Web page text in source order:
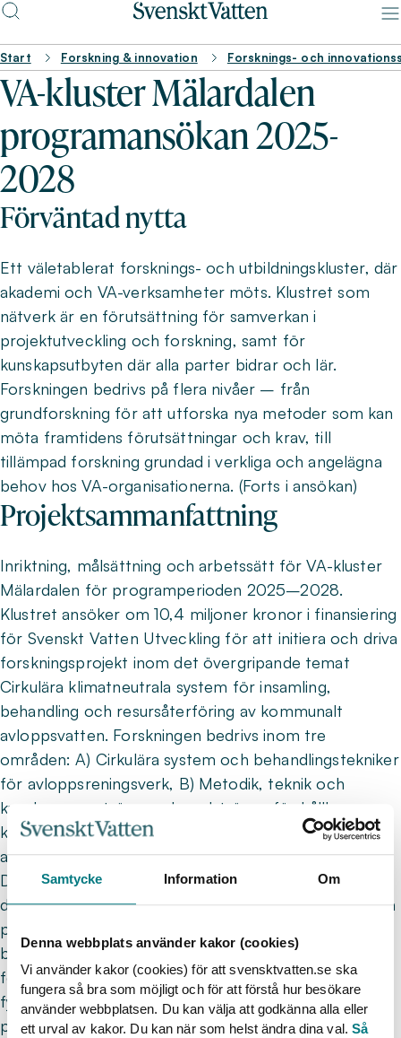
Samtycke Information Om
Denna webbplats använder kakor (cookies)
Vi använder kakor (cookies) för att svensktvatten.se ska
fungera så bra som möjligt och för att förstå hur besökare
använder webbplatsen. Du kan välja att godkänna alla eller
ett urval av kakor. Du kan när som helst ändra dina val.Så
Start Forskning & innovation Forsknings- och
VA-kluster Mälardalen
programansökan 2025-
2028
Förväntad nytta
Ett väletablerat forsknings- och utbildningskluster, där
akademi och VA-verksamheter möts. Klustret som
nätverk är en förutsättning för samverkan i
projektutveckling och forskning, samt för
kunskapsutbyten där alla parter bidrar och lär.
Forskningen bedrivs på flera nivåer – från
grundforskning för att utforska nya metoder som kan
möta framtidens förutsättningar och krav, till
tillämpad forskning grundad i verkliga och angelägna
behov hos VA-organisationerna. (Forts i ansökan)
Projektsammanfattning
Inriktning, målsättning och arbetssätt för VA-kluster
Mälardalen för programperioden 2025–2028.
Klustret ansöker om 10,4 miljoner kronor i finansiering
för Svenskt Vatten Utveckling för att initiera och driva
forskningsprojekt inom det övergripande temat
Cirkulära klimatneutrala system för insamling,
behandling och resursåterföring av kommunalt
avloppsvatten. Forskningen bedrivs inom tre
områden: A) Cirkulära system och behandlingstekniker
för avloppsreningsverk, B) Metodik, teknik och
kunskap, uppströms och nedströms, för hållbara
kretslopp, och C) Digitala tekniker för hållbara
avloppssystem.
De forskningsprojekt som direkt finansieras genom
denna ansökan har utarbetats av klustrets akademiska
parter, med hänsyn tagen till VA-organisationernas
behov. VA-organisationerna utlovar medfinansiering i
forskningsprojekt motsvarande minst 1 kr/ansluten
fysisk person. VA-organisationerna väljer själva vilka
projekt de vill stötta ekonomiskt och det är således